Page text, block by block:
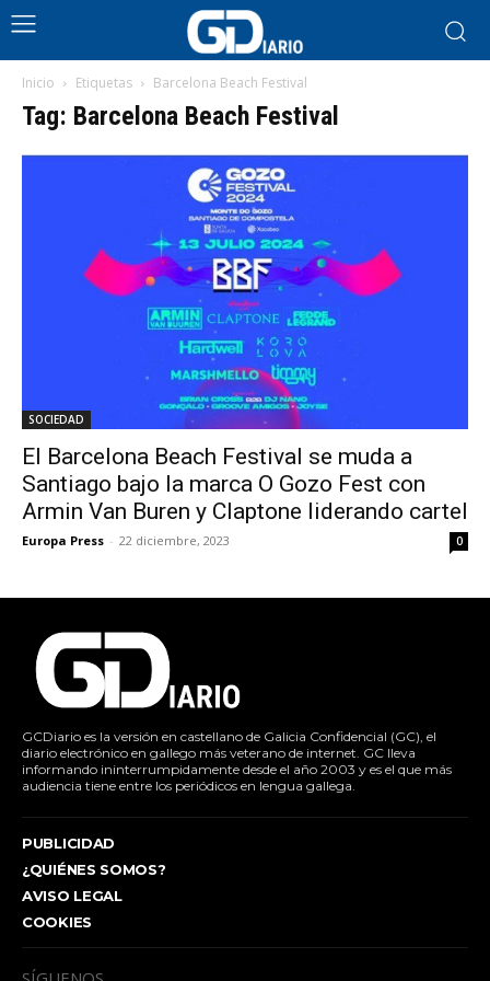
Inicio Etiquetas Barcelona Beach Festival
Tag: Barcelona Beach Festival
SOCIEDAD
El Barcelona Beach Festival se muda a
Santiago bajo la marca O Gozo Fest con
Armin Van Buren y Claptone liderando cartel
Europa Press - 22 diciembre, 2023 0
GCDiario es la versión en castellano de Galicia Confidencial (GC), el
diario electrónico en gallego más veterano de internet. GC lleva
informando ininterrumpidamente desde el año 2003 y es el que más
audiencia tiene entre los periódicos en lengua gallega.
PUBLICIDAD
¿QUIÉNES SOMOS?
AVISO LEGAL
COOKIES